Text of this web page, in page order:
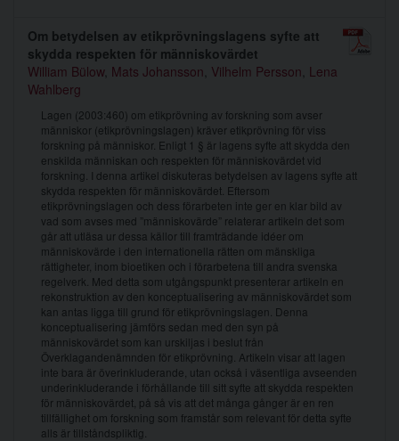
Om betydelsen av etikprövningslagens syfte att
skydda respekten för människovärdet
William Bülow, Mats Johansson, Vilhelm Persson, Lena
Wahlberg
Lagen (2003:460) om etikprövning av forskning som avser
människor (etikprövningslagen) kräver etikprövning för viss
forskning på människor. Enligt 1 § är lagens syfte att skydda den
enskilda människan och respekten för människovärdet vid
forskning. I denna artikel diskuteras betydelsen av lagens syfte att
skydda respekten för människovärdet. Eftersom
etikprövningslagen och dess förarbeten inte ger en klar bild av
vad som avses med ”människovärde” relaterar artikeln det som
går att utläsa ur dessa källor till framträdande idéer om
människovärde i den internationella rätten om mänskliga
rättigheter, inom bioetiken och i förarbetena till andra svenska
regelverk. Med detta som utgångspunkt presenterar artikeln en
rekonstruktion av den konceptualisering av människovärdet som
kan antas ligga till grund för etikprövningslagen. Denna
konceptualisering jämförs sedan med den syn på
människovärdet som kan urskiljas i beslut från
Överklagandenämnden för etikprövning. Artikeln visar att lagen
inte bara är överinkluderande, utan också i väsentliga avseenden
underinkluderande i förhållande till sitt syfte att skydda respekten
för människovärdet, på så vis att det många gånger är en ren
tillfällighet om forskning som framstår som relevant för detta syfte
alls är tillståndspliktig.